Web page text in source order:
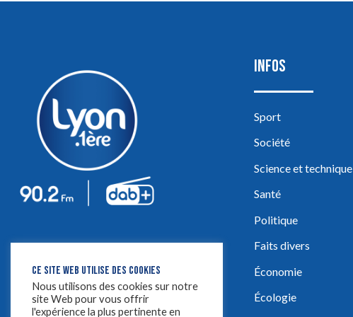
INFOS
Sport
Société
Science et technique
Santé
Politique
Faits divers
Économie
Écologie
CE SITE WEB UTILISE DES COOKIES
Nous utilisons des cookies sur notre
site Web pour vous offrir
l'expérience la plus pertinente en